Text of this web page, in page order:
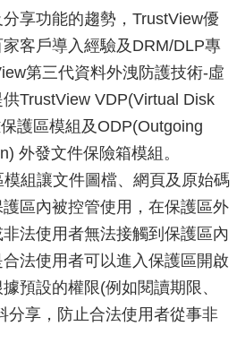
享功能的趨勢，TrustView優
客戶導入經驗及DRM/DLP專
第三代資料外洩防護技術-虛
TrustView VDP(Virtual Disk
護區模組及ODP(Outgoing
外發文件保險箱模組。
組讓文件圖檔、網頁及原始碼
區內被控管使用，在保護區外
法使用者無法接觸到保護區內
法使用者可以進入保護區開啟
預設的權限(例如閱讀期限、
分享，防止合法使用者從事非